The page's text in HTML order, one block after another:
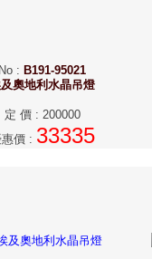
No : B191-95021
奧地利水晶吊燈
定 價: 200000
價: 33335